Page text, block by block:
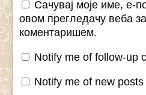
Сачувај моје име, е-
овом прегледачу веба
коментаришем.
Notify me of follow-up
Notify me of new